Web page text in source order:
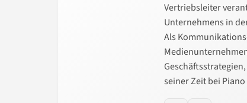
Vertriebsleiter
Unternehmens in
Als
seiner Zeit bei